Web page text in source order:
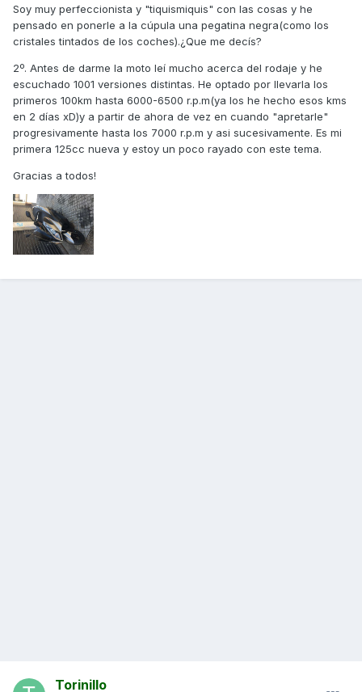
Soy muy perfeccionista y "tiquismiquis" con las cosas y he
pensado en ponerle a la cúpula una pegatina negra(como los
cristales tintados de los coches).¿Que me decís?
2º. Antes de darme la moto leí mucho acerca del rodaje y he
escuchado 1001 versiones distintas. He optado por llevarla los
primeros 100km hasta 6000-6500 r.p.m(ya los he hecho esos kms
en 2 días xD)y a partir de ahora de vez en cuando "apretarle"
progresivamente hasta los 7000 r.p.m y asi sucesivamente. Es mi
primera 125cc nueva y estoy un poco rayado con este tema.
Gracias a todos!
Torinillo